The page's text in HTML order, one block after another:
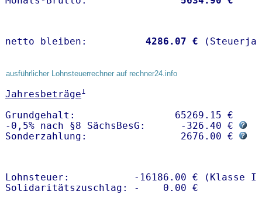
netto bleiben: 4286.07 €
ausführlicher Lohnsteuerrechner auf rechner24.info
Jahresbeträge1
Grundgehalt:                 65269.15 €
-0,5% nach §8 SächsBesG:      -326.40 €
Sonderzahlung:                2676.00 €
Lohnsteuer:           -16186.00 € (Klasse I)
Solidaritätszuschlag: -    0.00 €